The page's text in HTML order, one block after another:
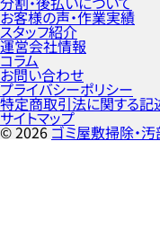
お客様の声・作業実績
スタッフ紹介
運営会社情報
コラム
お問い合わせ
プライバシーポリシー
特定商取引法に関する記
サイトマップ
©2026ゴミ屋敷掃除・